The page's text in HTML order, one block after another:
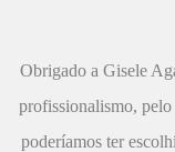
Obrigado a Gisele
profissionalismo, pelo
poderíamos ter